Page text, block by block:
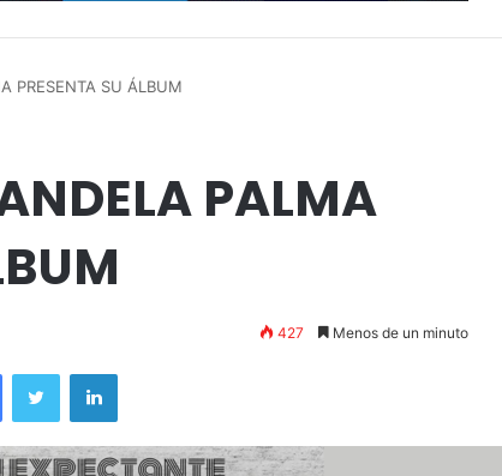
PRESENTA SU ÁLBUM
PALMA
427 Menos de un minuto
Vino y Adiós
elenco de lujo encabezado